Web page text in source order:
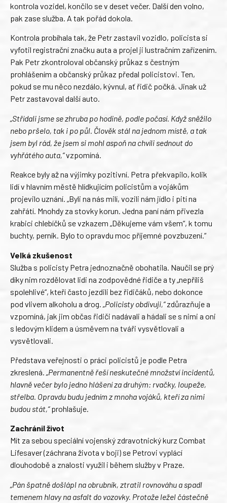
kontrola vozidel, končilo se v deset večer. Další den volno,
pak zase služba. A tak pořád dokola.
Kontrola probíhala tak, že Petr zastavil vozidlo, policista si
vyfotil registrační značku auta a projel ji lustračním zařízením.
Pak Petr zkontroloval občanský průkaz s čestným
prohlášením a občanský průkaz předal policistovi. Ten,
pokud se mu něco nezdálo, kývnul, ať řidič počká. Jinak už
Petr zastavoval další auto.
„Střídali jsme se zhruba po hodině, podle počasí. Když sněžilo
nebo pršelo, tak i po půl. Člověk stál na jednom místě, a tak
jsem byl rád, že jsem si mohl aspoň na chvíli sednout do
vyhřátého auta,“vzpomíná.
Reakce byly až na výjimky pozitivní. Petra překvapilo, kolik
lidí v hlavním městě hlídkujícím policistům a vojákům
projevilo uznání. „Byli na nás milí, vozili nám jídlo i pití na
zahřátí. Mnohdy za stovky korun. Jedna paní nám přivezla
krabici chlebíčků se vzkazem „Děkujeme vám všem“, k tomu
buchty, perník. Bylo to opravdu moc příjemné povzbuzení.“
Velká zkušenost
Služba s policisty Petra jednoznačně obohatila. Naučil se prý
díky nim rozdělovat lidi na zodpovědné řidiče a ty „nepříliš
spolehlivé“, kteří často jezdili bez řidičáků, nebo dokonce
pod vlivem alkoholu a drog.
„Policisty obdivuji,“zdůrazňuje a
vzpomíná, jak jim občas řidiči nadávali a hádali se s nimi a oni
s ledovým klidem a úsměvem na tváři vysvětlovali a
vysvětlovali.
Představa veřejnosti o práci policistů je podle Petra
zkreslená. „Permanentně řeší neskutečné množství incidentů,
hlavně večer bylo jedno hlášení za druhým: rvačky, loupeže,
střelba. Opravdu budu jedním z mnoha vojáků, kteří za nimi
budou stát,“prohlašuje.
Zachránil život
Mít za sebou speciální vojenský zdravotnický kurz Combat
Lifesaver (záchrana života v boji) se Petrovi vyplácí
dlouhodobě a znalosti využil i během služby v Praze.
„Pán špatně došlápl na obrubník, ztratil rovnováhu a spadl
temenem hlavy na asfalt do vozovky. Protože ležel částečně